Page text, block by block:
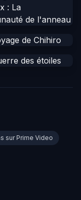
sur Prime Video